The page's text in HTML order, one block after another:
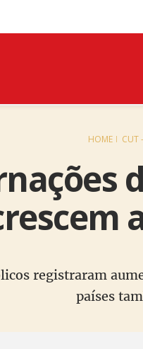
HOME CUT
registraram
países